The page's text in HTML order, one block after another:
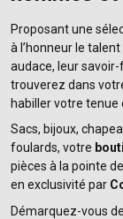
Proposant une
à l’honneur le
audace, leur
trouverez dans
habiller votre tenue
Sacs, bijoux,
foulards, votre
pièces à la pointe
en exclusivité par
Démarquez-vous